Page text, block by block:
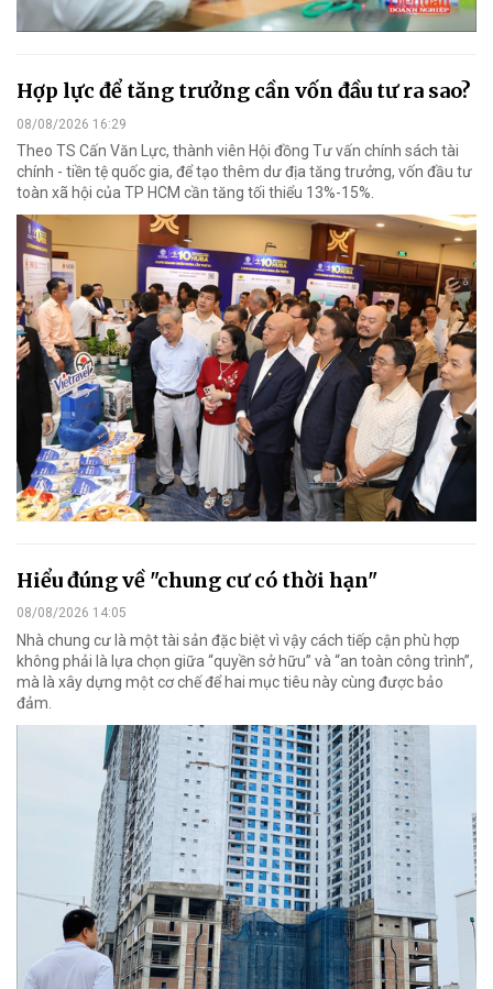
Hợp lực để tăng trưởng cần vốn đầu tư ra sao?
08/08/2026 16:29
Theo TS Cấn Văn Lực, thành viên Hội đồng Tư vấn chính sách tài
chính - tiền tệ quốc gia, để tạo thêm dư địa tăng trưởng, vốn đầu tư
toàn xã hội của TP HCM cần tăng tối thiểu 13%-15%.
Hiểu đúng về "chung cư có thời hạn"
08/08/2026 14:05
Nhà chung cư là một tài sản đặc biệt vì vậy cách tiếp cận phù hợp
không phải là lựa chọn giữa “quyền sở hữu” và “an toàn công trình”,
mà là xây dựng một cơ chế để hai mục tiêu này cùng được bảo
đảm.